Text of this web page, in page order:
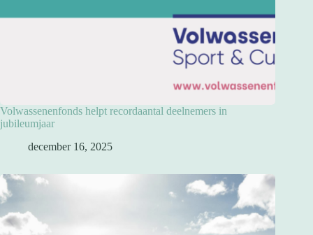
Volwassenenfonds helpt recordaantal deelnemers in
jubileumjaar
december 16, 2025